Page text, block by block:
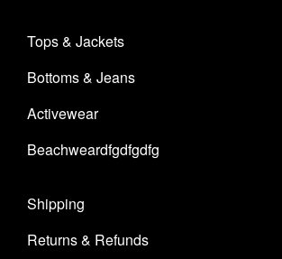
Tops & Jackets
Bottoms & Jeans
Activewear
Beachweardfgdfgdfg
Shipping
Returns & Refunds